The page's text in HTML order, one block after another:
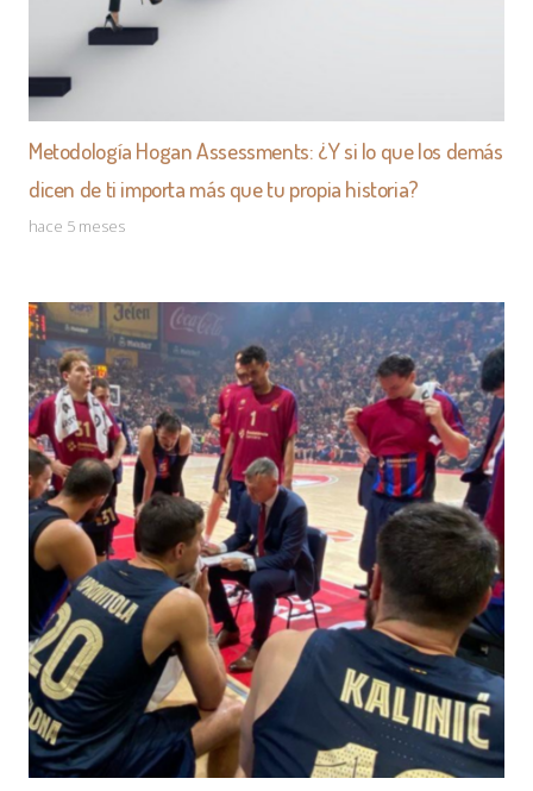
Metodología Hogan Assessments: ¿Y si lo que los demás
dicen de ti importa más que tu propia historia?
hace 5 meses